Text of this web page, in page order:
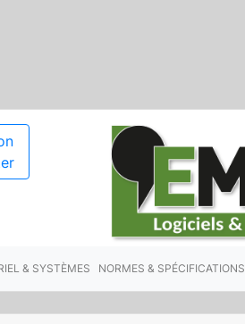
& SYSTÈMES NORMES & SPÉCIFICATIONS